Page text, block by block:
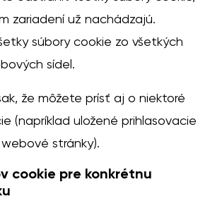
zariadení už nachádzajú.
súbory cookie zo všetkých
sídel.
že môžete prísť aj o niektoré
(napríklad uložené prihlasovacie
stránky).
cookie pre konkrétnu